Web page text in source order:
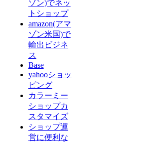
ゾン)でネッ
トショップ
amazon(アマ
ゾン米国)で
輸出ビジネ
ス
Base
yahooショッ
ピング
カラーミー
ショップカ
スタマイズ
ショップ運
営に便利な